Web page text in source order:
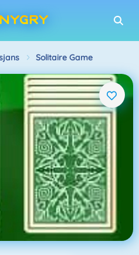
Solitaire Game